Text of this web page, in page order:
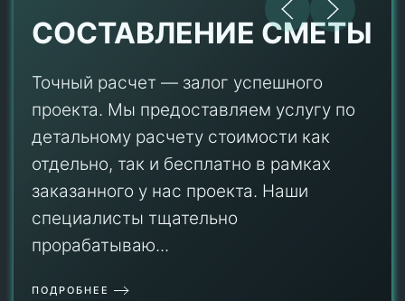
СОСТАВЛЕНИЕ СМЕТЫ
Точный расчет — залог успешного
проекта. Мы предоставляем услугу по
детальному расчету стоимости как
отдельно, так и бесплатно в рамках
заказанного у нас проекта. Наши
специалисты тщательно
прорабатываю...
ПОДРОБНЕЕ